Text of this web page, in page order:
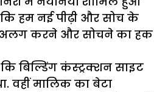
कि हम नई पीढ़ी और सोच के
अलग करने और सोचने का हक
कि बिल्डिंग कंस्ट्रक्शन साइट
. वहीं मालिक का बेटा